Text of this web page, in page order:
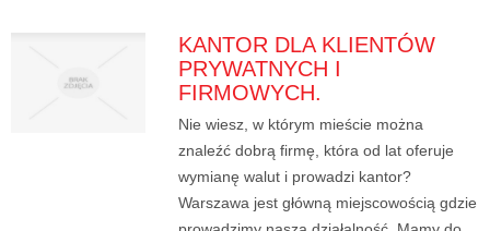
KANTOR DLA KLIENTÓW
PRYWATNYCH I
FIRMOWYCH.
Nie wiesz, w którym mieście można
znaleźć dobrą firmę, która od lat oferuje
wymianę walut i prowadzi kantor?
Warszawa jest główną miejscowością gdzie